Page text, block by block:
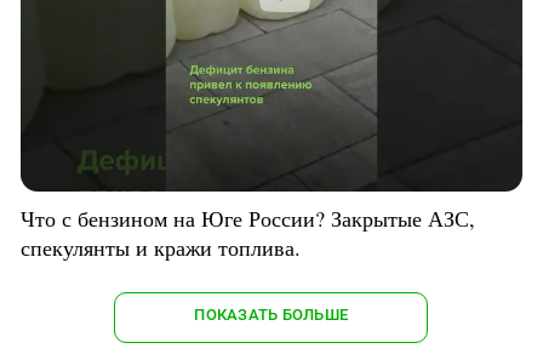
Что с бензином на Юге России? Закрытые АЗС,
спекулянты и кражи топлива.
ПОКАЗАТЬ БОЛЬШЕ